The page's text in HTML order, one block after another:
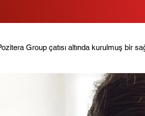
Group çatısı altında kurulmuş bir